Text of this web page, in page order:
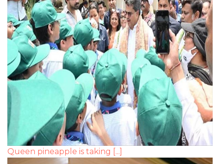
Queen pineapple is taking [...]